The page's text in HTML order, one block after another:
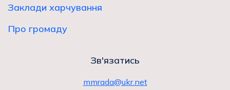
Заклади харчування
Про громаду
Зв'язатись
mmrada@ukr.net